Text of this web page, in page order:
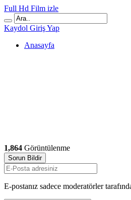
Full Hd Film izle
Kaydol Giriş Yap
Anasayfa
1,864 Görüntülenme
Sorun Bildir
E-postanız sadece moderatörler